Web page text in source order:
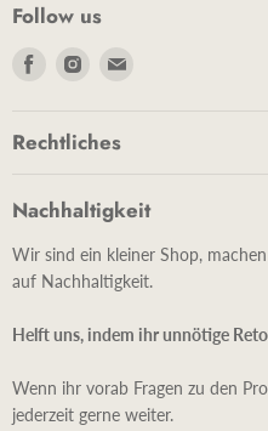
Follow us
Finde
Facebook
Finde
Instagram
Rechtliches
Nachhaltigkeit
Wir sind ein kleiner Shop,
auf Nachhaltigkeit.
Helft uns, indem ihr unnötige
Wenn ihr vorab Fragen zu den
jederzeit gerne weiter.